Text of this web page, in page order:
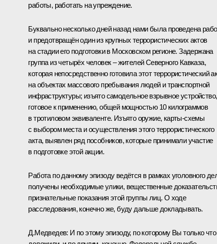
работы, работать на упреждение.
Буквально несколько дней назад нами была проведена
и предотвращён один из крупных террористических актов
на стадии его подготовки в Московском регионе. Задержана
группа из четырёх человек – жителей Северного Кавказа,
которая непосредственно готовила этот террористический
на объектах массового пребывания людей и транспортной
инфраструктуры; изъято самодельное взрывное устройство,
готовое к применению, общей мощностью 10 килограммов
в тротиловом эквиваленте. Изъято оружие, карты-схемы
с выбором места и осуществления этого террористического
акта, выявлен ряд пособников, которые принимали участие
в подготовке этой акции.
Работа по данному эпизоду ведётся в рамках уголовного
получены необходимые улики, вещественные
признательные показания этой группы лиц. О ходе
расследования, конечно же, буду дальше докладывать.
Д.Медведев: И по этому эпизоду, по которому Вы только что